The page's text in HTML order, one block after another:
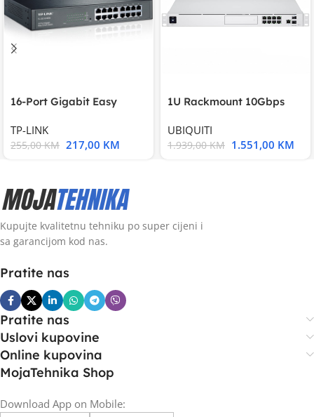
16-Port Gigabit Easy
TP-LINK
255,00KM 217,00 KM
1U Rackmount 10Gbps
UBIQUITI
1.939,00KM 1.551,00 KM
Kupujte kvalitetnu tehniku po super cijeni i
sa garancijom kod nas.
Pratite nas
Pratite nas
Uslovi kupovine
Online kupovina
MojaTehnika Shop
Download App on Mobile: